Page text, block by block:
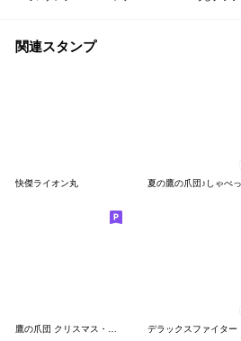
関連スタンプ
快傑ライオン丸